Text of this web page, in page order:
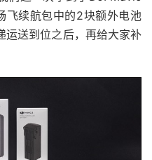
飞续航包中的2块额外电池
运送到位之后，再给大家补